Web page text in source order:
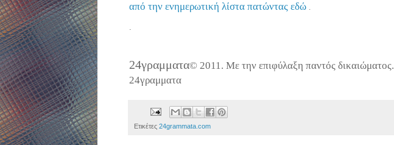
από την ενημερωτική λίστα πατώντας εδώ .
.
24γραμματα© 2011. Με την επιφύλαξη παντός δικαιώματος.
24γραμματα
Ετικέτες 24grammata.com